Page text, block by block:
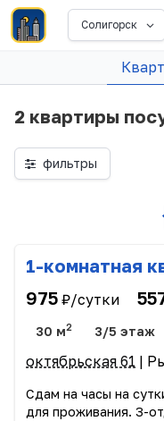
Солигорск
2 квартиры
фильтры
1-комнатная
975 ₽/сутки
30 м2 3/5 этаж
октябрьская 61 |
Сдам на часы на
для проживания. 3-